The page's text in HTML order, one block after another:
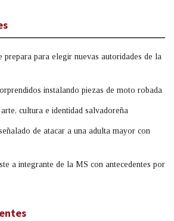
prepara para elegir nuevas autoridades de la
instalando piezas de moto robada
cultura e identidad salvadoreña
de atacar a una adulta mayor con
a integrante de la MS con antecedentes por